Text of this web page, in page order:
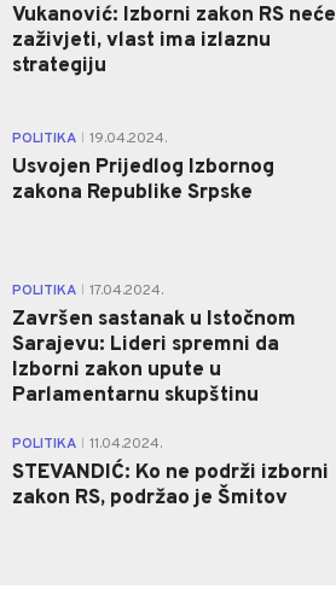
Vukanović: Izborni zakon RS neće
zaživjeti, vlast ima izlaznu
strategiju
POLITIKA 19.04.2024.
Usvojen Prijedlog Izbornog
zakona Republike Srpske
POLITIKA 17.04.2024.
Završen sastanak u Istočnom
Sarajevu: Lideri spremni da
Izborni zakon upute u
Parlamentarnu skupštinu
POLITIKA 11.04.2024.
STEVANDIĆ: Ko ne podrži izborni
zakon RS, podržao je Šmitov